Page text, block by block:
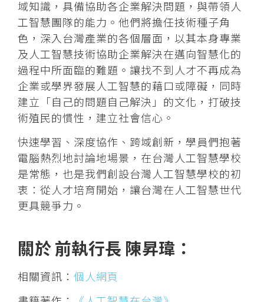
域知識，具備協助各企業解決問題，與帶領人
工智慧團隊的能力。他們將擔任技術種子角
色，深入台灣產業的各個層面，以其本身專業
及人工智慧技術協助企業解決在邁向智慧化的
過程中所面臨的難題。讓找不到人才不再成為
企業或學界發展人工智慧的藉口或障礙，同時
建立「自己的問題自己解決」的文化，打破技
術殖民的慣性，建立社會信心。
快速學習、深度協作、跨域創新，學員們抱著
電腦熱烈地討論地場景，在台灣人工智慧學校
是常態，也是我們創設台灣人工智慧學校的初
衷：從人才培育開始，讓台灣在人工智慧世代
更具競爭力。
關於 前執行長 陳昇瑋：
相關資訊： 個人網頁